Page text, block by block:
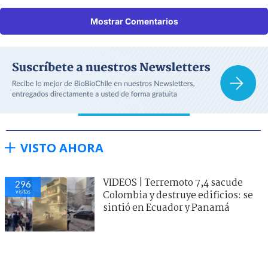
Mostrar Comentarios
VISTO AHORA
296
visitas
VIDEOS | Terremoto 7,4 sacude
Colombia y destruye edificios: se
sintió en Ecuador y Panamá